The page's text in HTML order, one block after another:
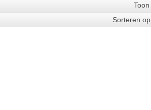
Toon
Sorteren op